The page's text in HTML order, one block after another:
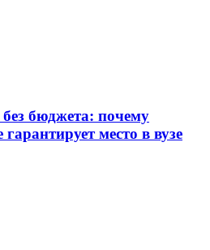
бюджета: почему
место в вузе